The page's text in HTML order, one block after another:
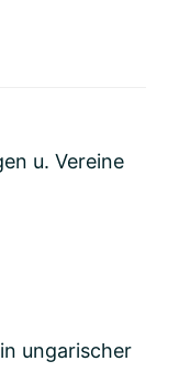
u. Vereine
ungarischer